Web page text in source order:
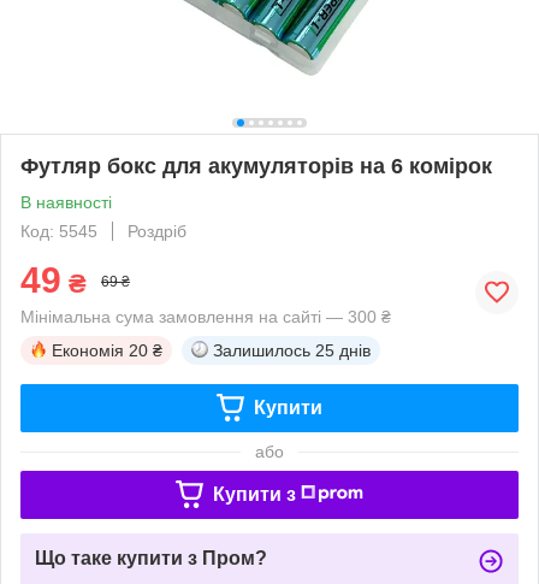
Футляр бокс для акумуляторів на 6 комірок
В наявності
Код: 5545
Роздріб
49 ₴ 69 ₴
Мінімальна сума замовлення на сайті — 300 ₴
Економія 20 ₴ Залишилось 25 днів
Купити
або
Купити з
Що таке купити з Пром?